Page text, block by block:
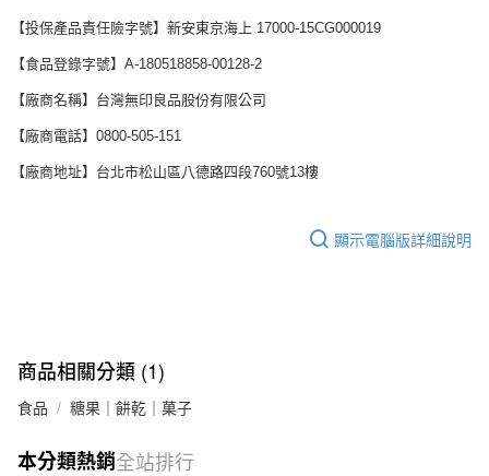
【投保產品責任險字號】新安東京海上 17000-15CG000019
【食品登錄字號】A-180518858-00128-2
【廠商名稱】台灣無印良品股份有限公司
【廠商電話】0800-505-151
【廠商地址】台北市松山區八德路四段760號13樓
顯示電腦版詳細說明
商品相關分類 (1)
食品 糖果｜餅乾｜菓子
本分類熱銷全站排行